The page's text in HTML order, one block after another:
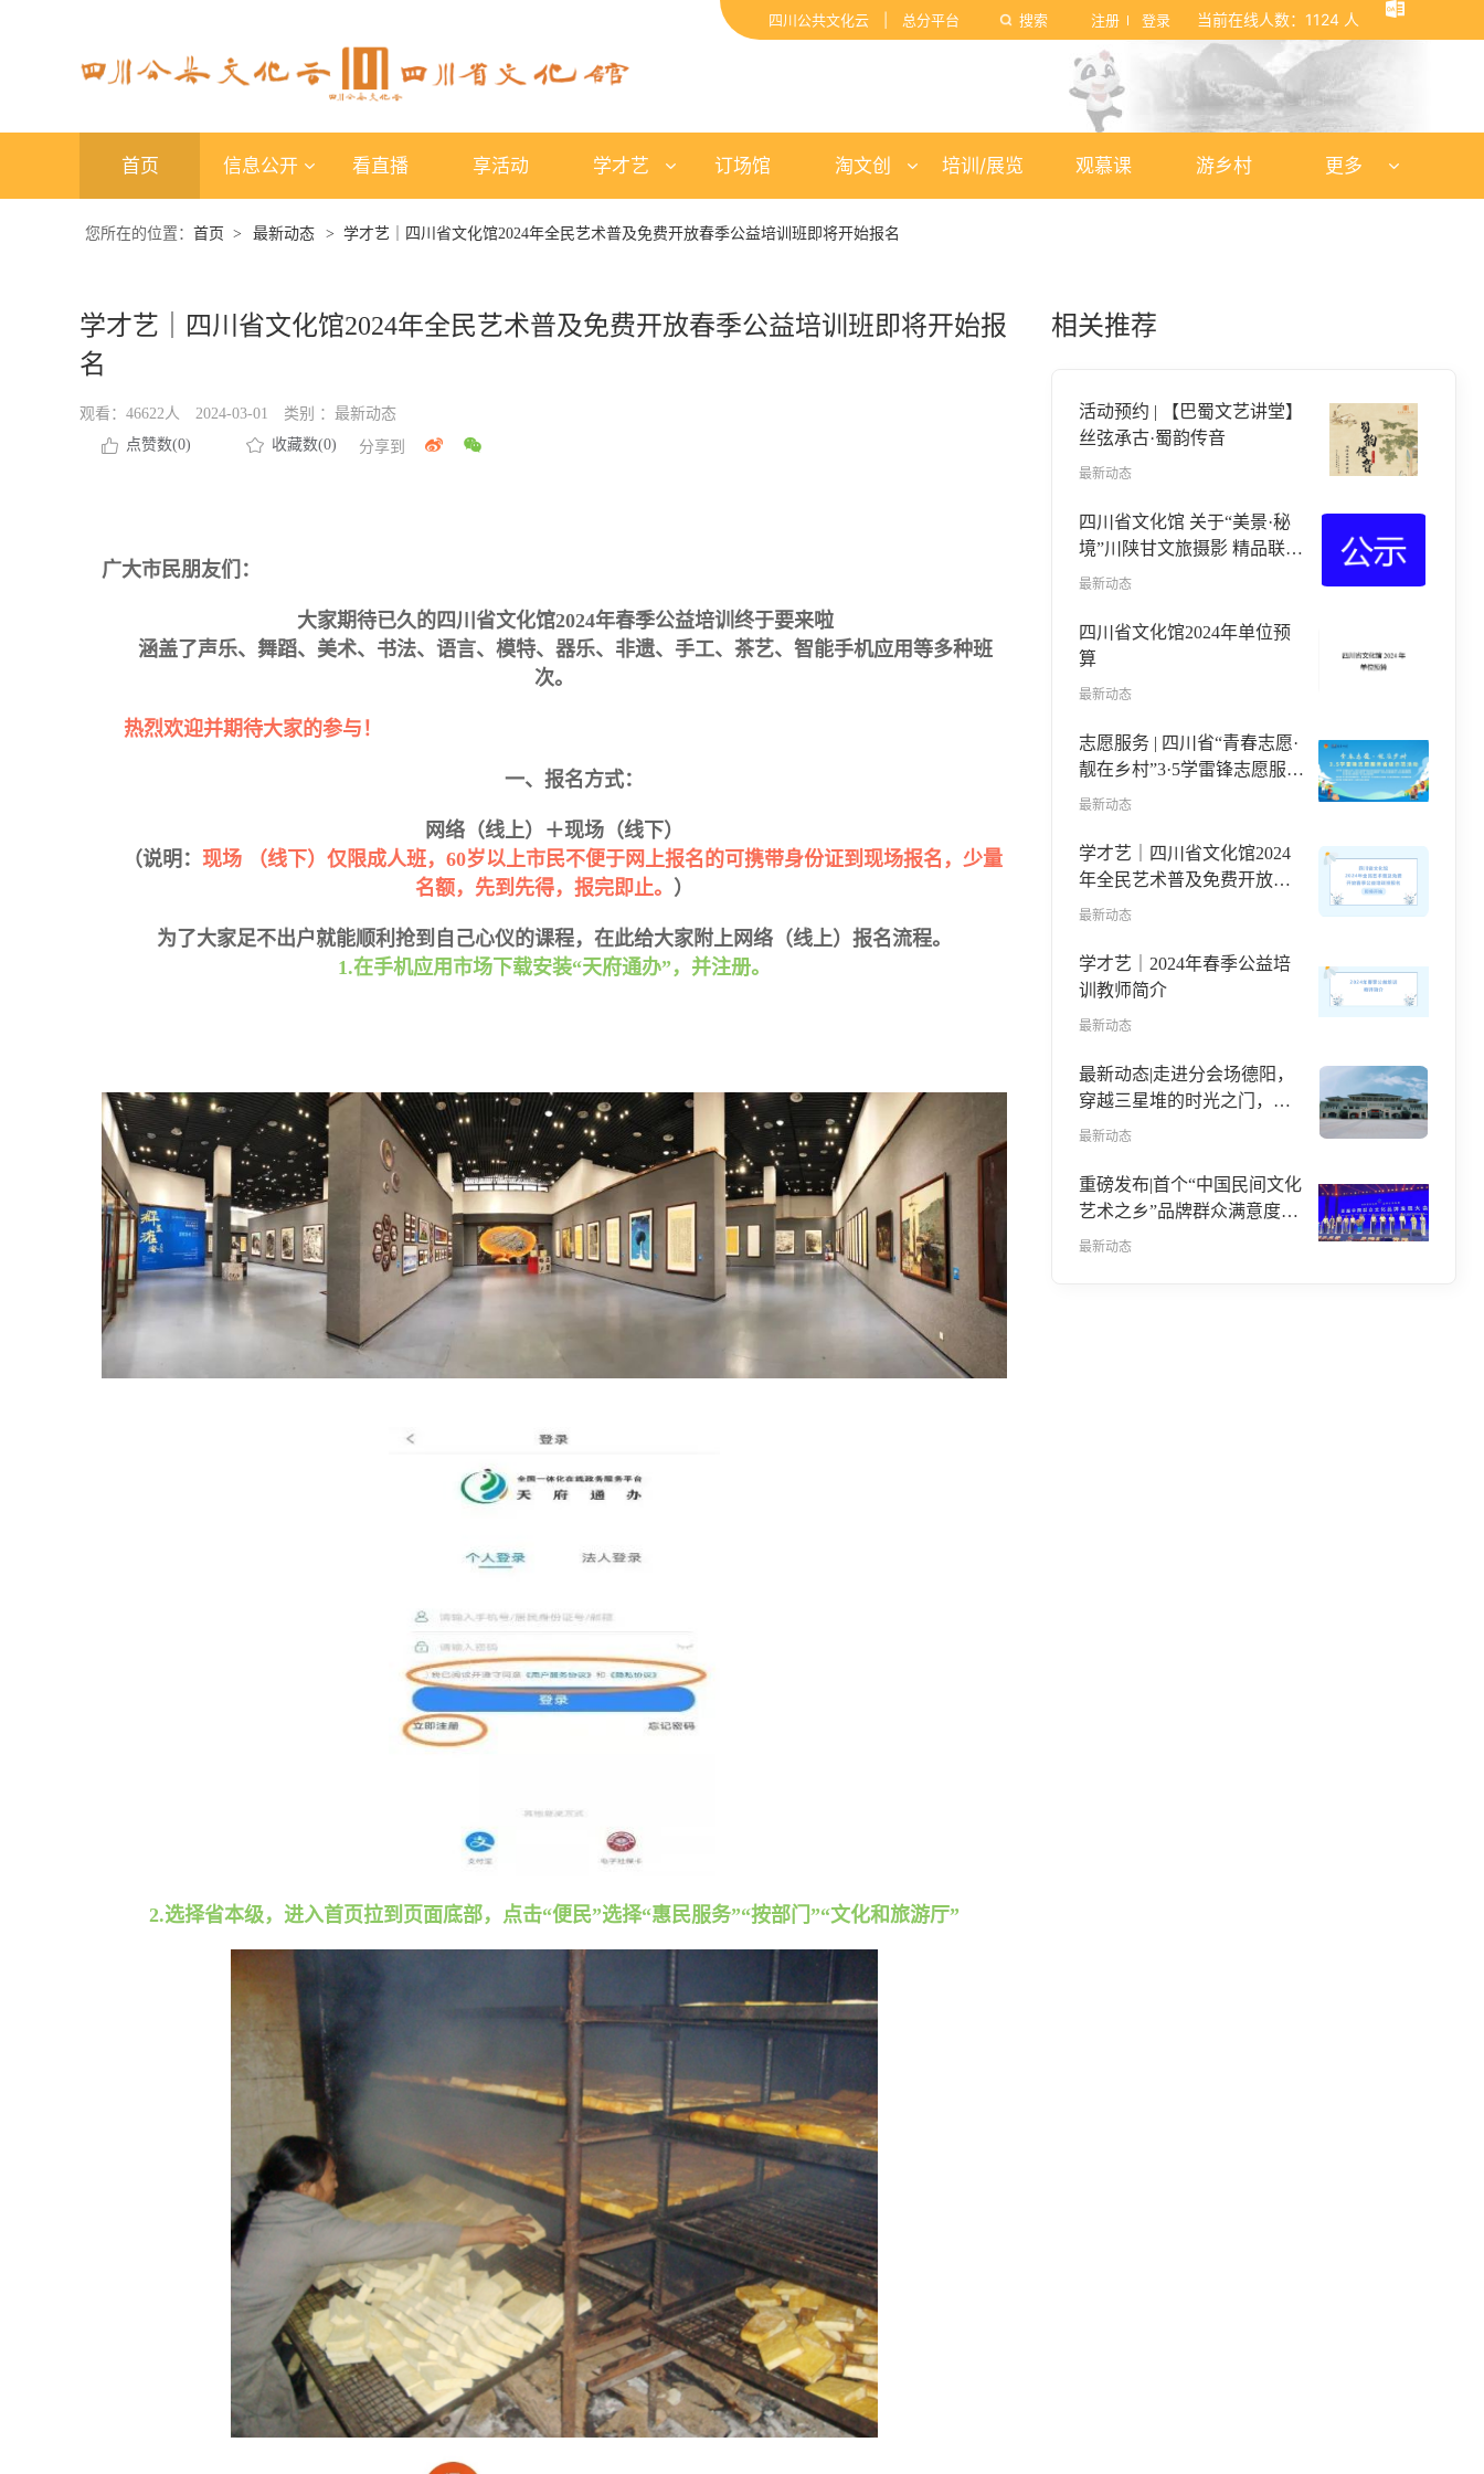
当前在线人数：1124 人
四川公共文化云 | 总分平台 注册 登录
首页 信息公开 看直播 享活动 学才艺 订场馆 淘文创 培训/展览 观慕课 游乡村 更多
您所在的位置： 首页 > 最新动态 > 学才艺｜四川省文化馆2024年全民艺术普及免费开放春季公益培训班即将开始报名
学才艺｜四川省文化馆2024年全民艺术普及免费开放春季公益培训班即将开始报
名
观看：46622人 2024-03-01 类别 ： 最新动态
点赞数(0) 收藏数(0) 分享到
广大市民朋友们：
大家期待已久的四川省文化馆2024年春季公益培训终于要来啦
涵盖了声乐、舞蹈、美术、书法、语言、模特、器乐、非遗、手工、茶艺、智能手机应用等多种班
次。
热烈欢迎并期待大家的参与！
一、报名方式：
网络（线上）＋现场（线下）
（说明： 现场 （线下）仅限成人班，60岁以上市民不便于网上报名的可携带身份证到现场报名，少量
名额，先到先得，报完即止。 ）
为了大家足不出户就能顺利抢到自己心仪的课程，在此给大家附上网络（线上）报名流程。
1.在手机应用市场下载安装“天府通办”，并注册。
2.选择省本级，进入首页拉到页面底部，点击“便民”选择“惠民服务”“按部门”“文化和旅游厅”
相关推荐
活动预约 | 【巴蜀文艺讲堂】
丝弦承古·蜀韵传音
最新动态
四川省文化馆 关于“美景·秘
境”川陕甘文旅摄影 精品联展
四川拟入展作品公示
最新动态
四川省文化馆2024年单位预
算
最新动态
志愿服务 | 四川省“青春志愿·
靓在乡村”3·5学雷锋志愿服务
省级示范活动举行
最新动态
学才艺｜四川省文化馆2024
年全民艺术普及免费开放春
季公益培训班即将开始报名
最新动态
学才艺｜2024年春季公益培
训教师简介
最新动态
最新动态|走进分会场德阳，
穿越三星堆的时光之门，与
古蜀国文明对话
最新动态
重磅发布|首个“中国民间文化
艺术之乡”品牌群众满意度报
告发布
最新动态